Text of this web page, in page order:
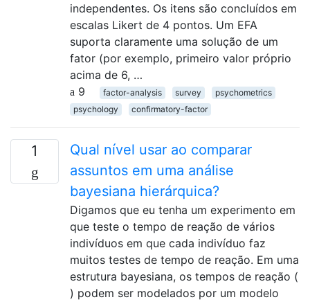
independentes. Os itens são concluídos em
escalas Likert de 4 pontos. Um EFA
suporta claramente uma solução de um
fator (por exemplo, primeiro valor próprio
acima de 6, …
9
factor-analysis survey
psychometrics
psychology
confirmatory-factor
1
Qual nível usar ao comparar
assuntos em uma análise
bayesiana hierárquica?
Digamos que eu tenha um experimento em
que teste o tempo de reação de vários
indivíduos em que cada indivíduo faz
muitos testes de tempo de reação. Em uma
estrutura bayesiana, os tempos de reação (
) podem ser modelados por um modelo